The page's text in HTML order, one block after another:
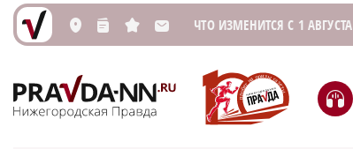
L n s M ЧТО ИЗМЕНИТСЯ С 1 АВГУСТА
H